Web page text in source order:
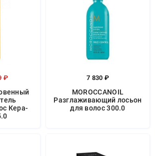
₽
Кера-
7 830 ₽
MOROCCANOIL
Разглаживающий лосьон
для волос 300.0